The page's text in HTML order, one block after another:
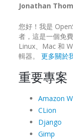
Jonathan
您好！我是
者，這是一個免
Linux、Mac 和
輯器。 更多關於
重要專案
Amazon
CLion
Django
Gimp